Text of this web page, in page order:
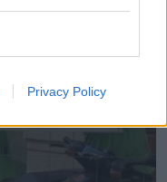
Privacy Policy